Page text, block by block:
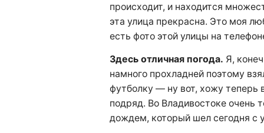
происходит, и находится
эта улица прекрасна. Это моя
есть фото этой улицы на
Здесь отличная погода. Я,
намного прохладней поэтому
футболку — ну вот, хожу теперь
подряд. Во Владивостоке очень
дождем, который шел сегодня с